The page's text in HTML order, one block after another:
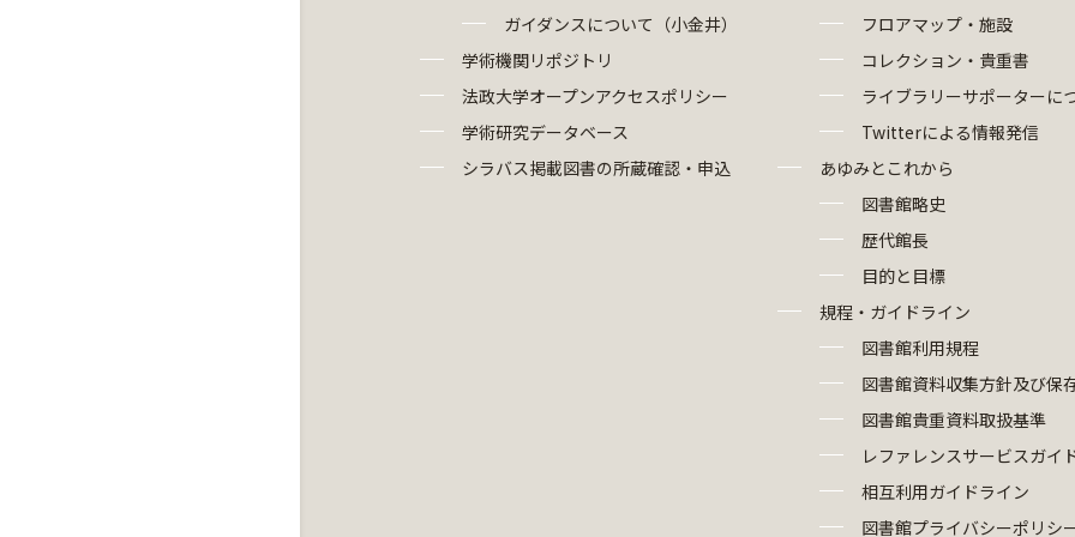
ガイダンスについて（小金井）
学術機関リポジトリ
法政大学オープンアクセスポリシー
学術研究データベース
シラバス掲載図書の所蔵確認・申込
フロアマップ・施設
コレクション・貴重書
ライブラリーサポーターに
Twitterによる情報発信
あゆみとこれから
図書館略史
歴代館長
目的と目標
規程・ガイドライン
図書館利用規程
図書館資料収集方針及び保
図書館貴重資料取扱基準
レファレンスサービスガイ
相互利用ガイドライン
図書館プライバシーポリシ